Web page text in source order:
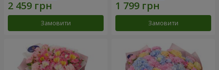
Замовити Замовити